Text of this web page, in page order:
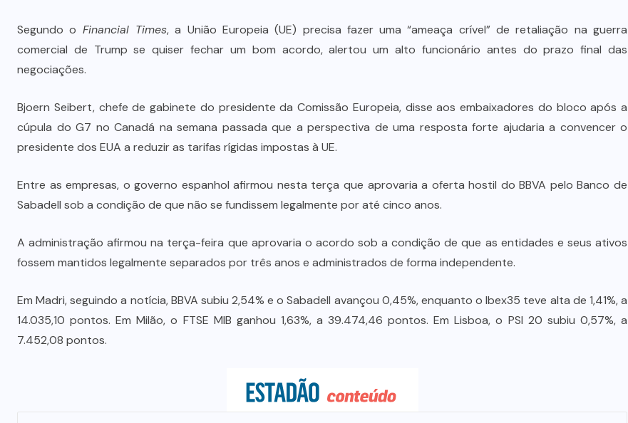
Segundo o Financial Times, a União Europeia (UE) precisa fazer uma “ameaça crível” de retaliação na guerra
comercial de Trump se quiser fechar um bom acordo, alertou um alto funcionário antes do prazo final das
negociações.
Bjoern Seibert, chefe de gabinete do presidente da Comissão Europeia, disse aos embaixadores do bloco após a
cúpula do G7 no Canadá na semana passada que a perspectiva de uma resposta forte ajudaria a convencer o
presidente dos EUA a reduzir as tarifas rígidas impostas à UE.
Entre as empresas, o governo espanhol afirmou nesta terça que aprovaria a oferta hostil do BBVA pelo Banco de
Sabadell sob a condição de que não se fundissem legalmente por até cinco anos.
A administração afirmou na terça-feira que aprovaria o acordo sob a condição de que as entidades e seus ativos
fossem mantidos legalmente separados por três anos e administrados de forma independente.
Em Madri, seguindo a notícia, BBVA subiu 2,54% e o Sabadell avançou 0,45%, enquanto o Ibex35 teve alta de 1,41%, a
14.035,10 pontos. Em Milão, o FTSE MIB ganhou 1,63%, a 39.474,46 pontos. Em Lisboa, o PSI 20 subiu 0,57%, a
7.452,08 pontos.